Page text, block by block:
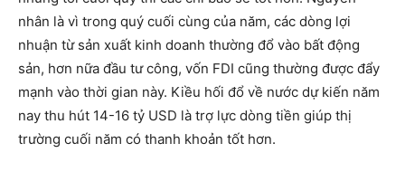
nhân là vì trong quý cuối cùng của năm, các dòng lợi
nhuận từ sản xuất kinh doanh thường đổ vào bất động
sản, hơn nữa đầu tư công, vốn FDI cũng thường được đẩy
mạnh vào thời gian này. Kiều hối đổ về nước dự kiến năm
nay thu hút 14-16 tỷ USD là trợ lực dòng tiền giúp thị
trường cuối năm có thanh khoản tốt hơn.